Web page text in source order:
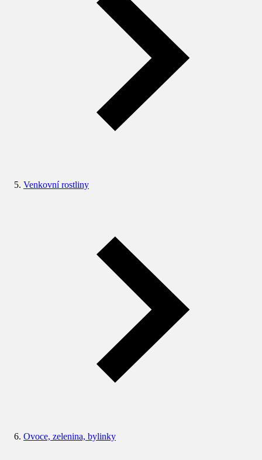
Venkovní rostliny
Ovoce, zelenina, bylinky